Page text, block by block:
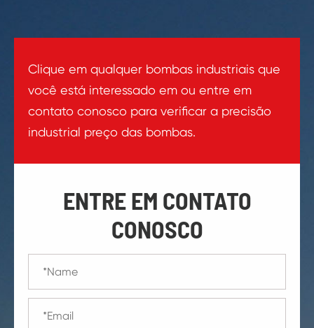
Clique em qualquer bombas industriais que
você está interessado em ou entre em
contato conosco para verificar a precisão
industrial preço das bombas.
ENTRE EM CONTATO
CONOSCO